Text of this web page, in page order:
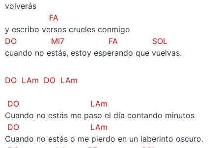
volverás
FA
y escribo versos crueles conmigo
DO MI7 FA SOL
cuando no estás, estoy esperando que vuelvas.
DO LAm DO LAm
DO LAm
Cuando no estás me paso el día contando minutos
DO LAm
Cuando no estás o me pierdo en un laberinto oscuro.